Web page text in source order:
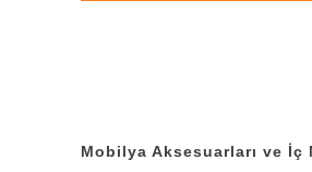
Mobilya Aksesuarları ve İç